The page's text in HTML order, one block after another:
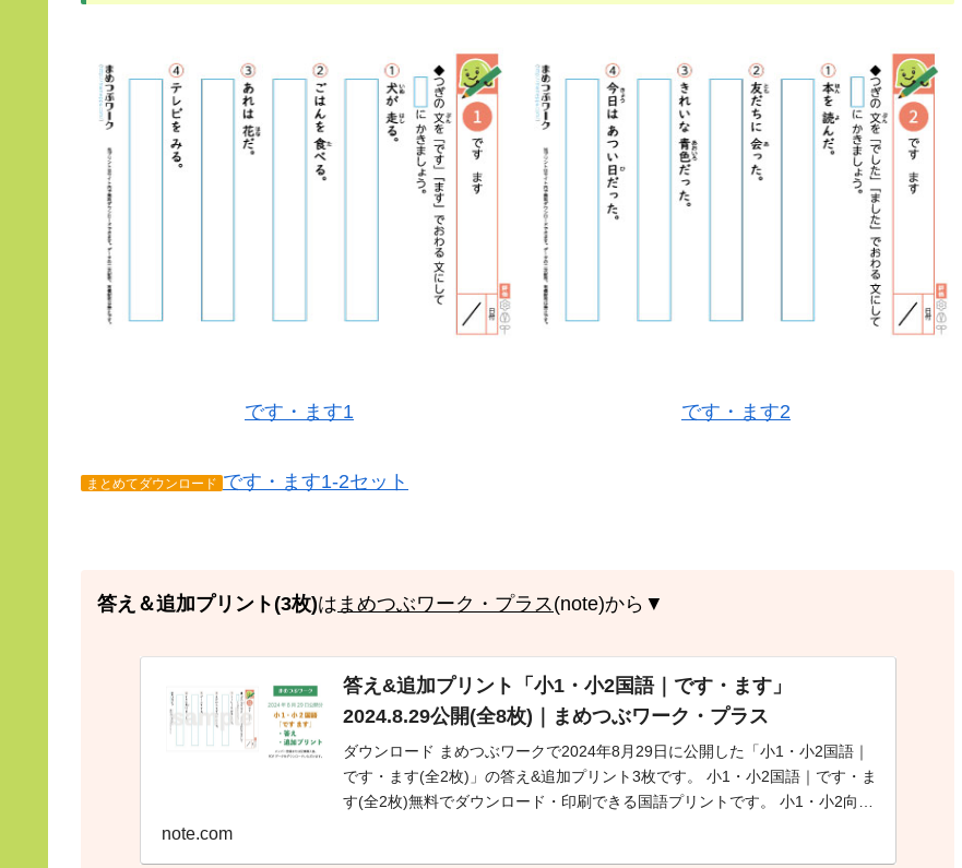
です・ます1
まとめてダウンロード です・ます1-2セット
です・ます2
答え＆追加プリント(3枚)は まめつぶワーク・プラス(note)から▼
答え&追加プリント「小1・小2国語｜です・ます」
2024.8.29公開(全8枚)｜まめつぶワーク・プラス
ダウンロード まめつぶワークで2024年8月29日に公開した「小1・小2国語｜
です・ます(全2枚)」の答え&追加プリント3枚です。 小1・小2国語｜です・ま
す(全2枚)無料でダウンロード・印刷できる国語プリントです。 小1・小2向
note.com